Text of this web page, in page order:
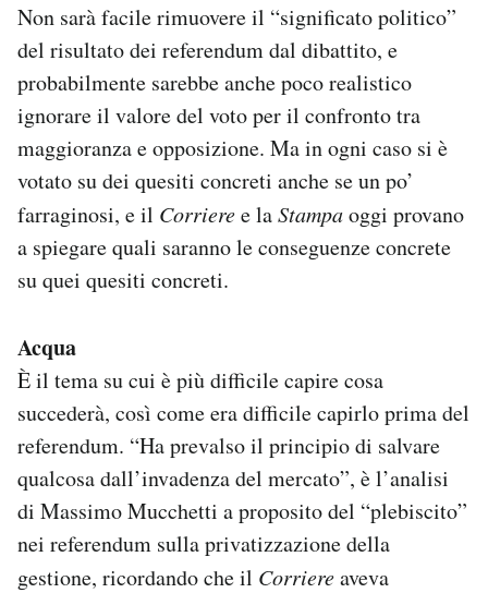
I MIEI PREFERITI
SHOP
AREA PERSONALE
Area Personale
Notifiche mobile
Regala il Post
Non sarà facile rimuovere il “significato politico”
del risultato dei referendum dal dibattito, e
probabilmente sarebbe anche poco realistico
ignorare il valore del voto per il confronto tra
maggioranza e opposizione. Ma in ogni caso si è
votato su dei quesiti concreti anche se un po’
farraginosi, e il Corrieree laStampaoggi provano
a spiegare quali saranno le conseguenze concrete
su quei quesiti concreti.
Acqua
È il tema su cui è più difficile capire cosa
succederà, così come era difficile capirlo prima del
referendum. “Ha prevalso il principio di salvare
qualcosa dall’invadenza del mercato”, è l’analisi
di Massimo Mucchetti a proposito del “plebiscito”
nei referendum sulla privatizzazione della
gestione, ricordando che il Corriereaveva